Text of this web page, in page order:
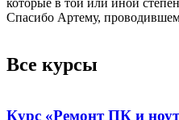
которые в той или иной
Спасибо Артему,
Все курсы
Курс «Ремонт ПК и